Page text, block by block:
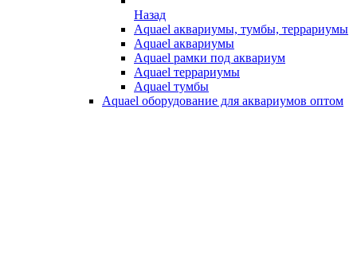
Назад
Aquael аквариумы, тумбы, террариумы
Aquael аквариумы
Aquael рамки под аквариум
Aquael террариумы
Aquael тумбы
Aquael оборудование для аквариумов оптом